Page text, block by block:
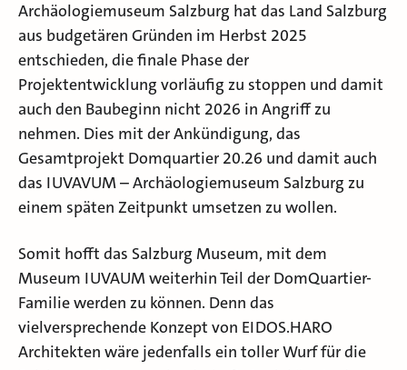
Archäologiemuseum Salzburg hat das Land Salzburg
aus budgetären Gründen im Herbst 2025
entschieden, die finale Phase der
Projektentwicklung vorläufig zu stoppen und damit
auch den Baubeginn nicht 2026 in Angriff zu
nehmen. Dies mit der Ankündigung, das
Gesamtprojekt Domquartier 20.26 und damit auch
das IUVAVUM – Archäologiemuseum Salzburg zu
einem späten Zeitpunkt umsetzen zu wollen.
Somit hofft das Salzburg Museum, mit dem
Museum IUVAUM weiterhin Teil der DomQuartier-
Familie werden zu können. Denn das
vielversprechende Konzept von EIDOS.HARO
Architekten wäre jedenfalls ein toller Wurf für die